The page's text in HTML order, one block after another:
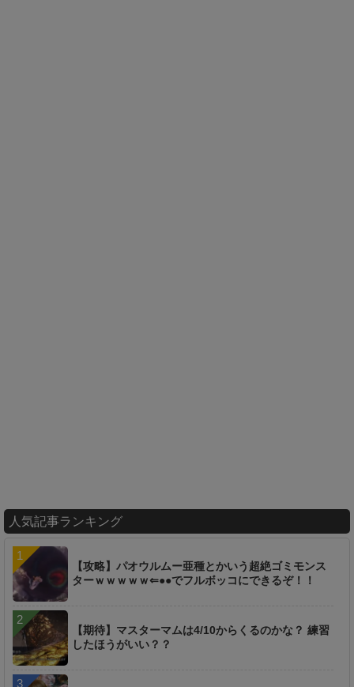
人気記事ランキング
【攻略】パオウルムー亜種とかいう超絶ゴミモンス
ターｗｗｗｗｗ⇐●●でフルボッコにできるぞ！！
【期待】マスターマムは4/10からくるのかな？ 練習
したほうがいい？？